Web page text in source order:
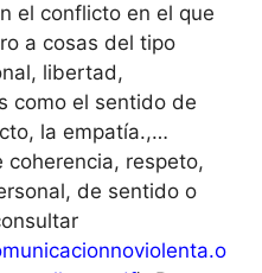
el conflicto en el que
a cosas del tipo
libertad,
como el sentido de
la empatía.,…
coherencia, respeto,
de sentido o